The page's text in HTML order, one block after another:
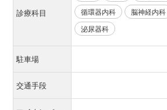
診療科目
循環器内科
脳神経内科
泌尿器科
駐車場
交通手段